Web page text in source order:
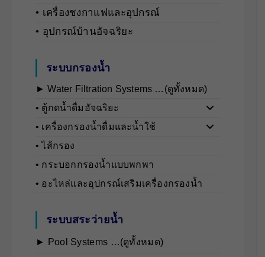
• เครื่องชงกาแฟและอุปกรณ์
• อุปกรณ์บ้านอัจฉริยะ
ระบบกรองน้ำ
► Water Filtration Systems …(ดูทั้งหมด)
• ตู้กดน้ำดื่มอัจฉริยะ
• เครื่องกรองน้ำดื่มและน้ำใช้
• ไส้กรอง
• กระบอกกรองน้ำแบบพกพา
• อะไหล่และอุปกรณ์เสริมเครื่องกรองน้ำ
ระบบสระว่ายน้ำ
► Pool Systems …(ดูทั้งหมด)